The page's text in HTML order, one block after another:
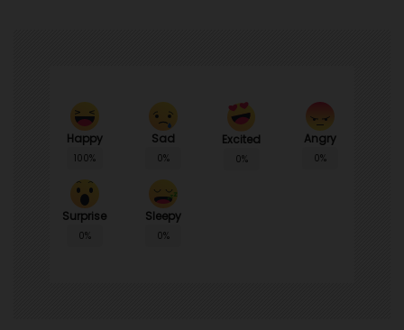
Happy
100%
Sad
0%
Excited
0%
Angry
0%
Surprise
0%
Sleepy
0%